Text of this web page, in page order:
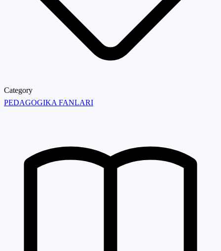
Category
PEDAGOGIKA FANLARI